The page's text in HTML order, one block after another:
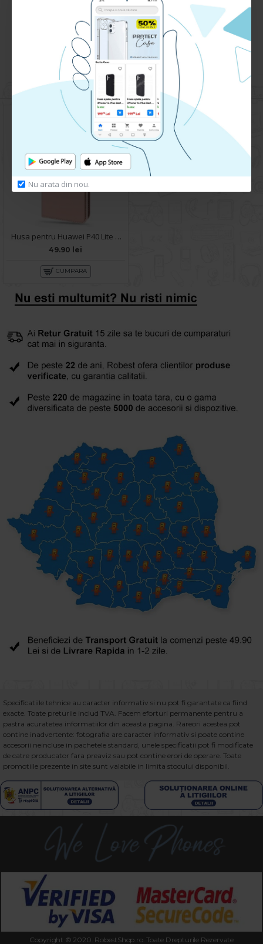
Nu arata din nou.
pentru a putea lasa o recenzie
Huse pentru acelasi telefon
Husa pentru Huawei P40 Lite 5G - Carte X-Power Rose
49.90 lei
CUMPARA
Specificatiile tehnice au caracter informativ si nu pot fi garantate ca fiind
exacte. Toate preturile includ TVA. Facem eforturi permanente pentru a
pastra acuratetea informatiilor din aceasta pagina. Rareori acestea pot
contine inadvertente: fotografia are caracter informativ si poate contine
accesorii neincluse in pachetele standard, unele specificatii pot fi modificate
de catre producator fara preaviz sau pot contine erori de operare. Toate
promotiile prezente in site sunt valabile in limita stocului disponibil.
Copyright © 2020. RobestShop.ro. Toate Drepturile Rezervate